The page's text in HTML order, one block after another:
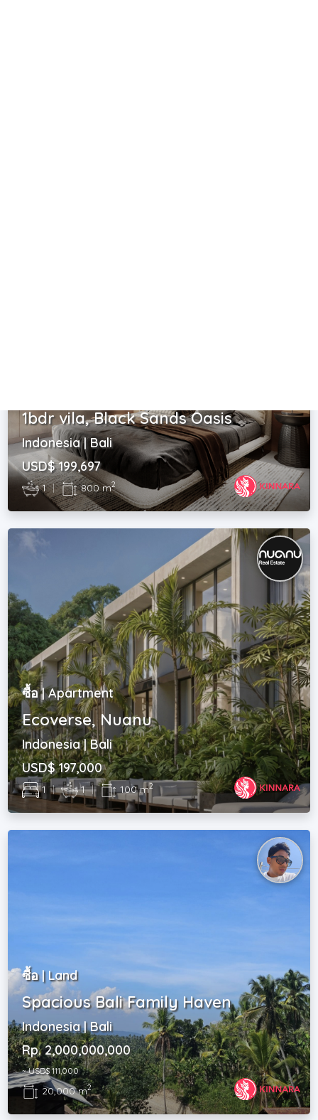
1bdr vila, Black Sands Oasis
Indonesia | Bali
USD$ 199,697
1 | 800 m2
ซื้อ | Apartment
Ecoverse, Nuanu
Indonesia | Bali
USD$ 197,000
1 | 1 | 100 m2
ซื้อ | Land
Spacious Bali Family Haven
Indonesia | Bali
Rp. 2,000,000,000
~ USD$ 111,000
20,000 m2